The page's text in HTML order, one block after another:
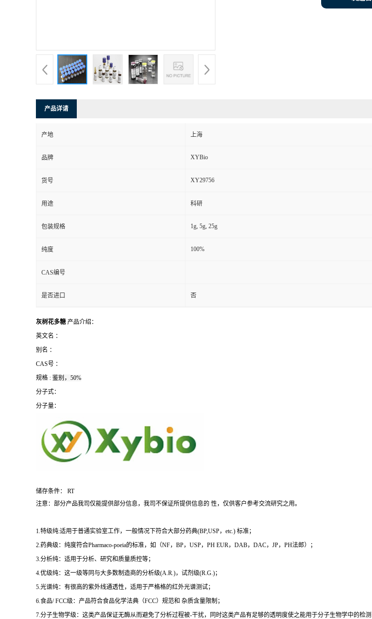
产品详请
产地 上海
品牌 XYBio
货号 XY29756
用途 科研
包装规格 1g, 5g, 25g
纯度 100%
CAS编号
是否进口 否
灰树花多糖 产品介绍：
英文名 ：
别名 ：
CAS号 ：
规格 : 鉴别，50%
分子式：
分子量：
储存条件： RT
注意：部分产品我司仅能提供部分信息，我司不保证所提供信息的 性，仅供客户参考交流研究之用。
1.特级纯:适用于普通实验室工作，一般情况下符合大部分药典(BP,USP，etc.) 标准；
2.药典级：纯度符合Pharmaco-poeia的标准，如（NF，BP，USP，PH EUR，DAB，DAC，JP，PH法郎）；
3.分析纯：适用于分析、研究和质量质控等；
4.优级纯：这一级等同与大多数制造商的分析级(A.R.)，试剂级(R.G.)；
5.光谱纯：有很高的紫外线通透性，适用于严格格的红外光谱测试；
6.食品/ FCC级：产品符合食品化学法典（FCC）规范和 杂质含量限制；
7.分子生物学级：这类产品保证无酶从而避免了分析过程被-干扰，同时这类产品有足够的透明度使之能用于分子生物学中的检测